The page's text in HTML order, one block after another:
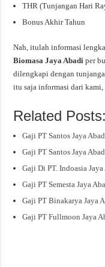
THR (Tunjangan Hari
Bonus Akhir Tahun
Nah, itulah informasi
Biomasa Jaya Abadiper
dilengkapi dengan
itu saja informasi dari kami,
Related Posts:
Gaji PT Santos Jaya
Gaji PT Santos Jaya
Gaji Di PT. Indoasia Jaya
Gaji PT Semesta Jaya
Gaji PT Binakarya Jaya
Gaji PT Fullmoon Jaya